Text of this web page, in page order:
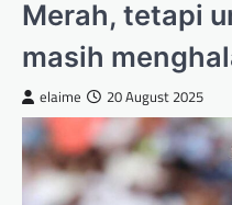
Merah, tetapi
masih
elaime 20 August 2025